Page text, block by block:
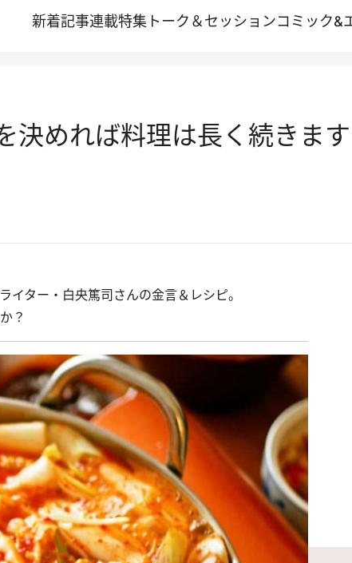
新着記事連載特集 トーク＆セッションコミック&
決めれば料理は長く続きます
ター・白央篤司さんの金言＆レシピ。
？